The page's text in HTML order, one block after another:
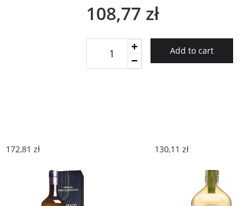
108,77 zł
Bianca
Add to cart
172,81 zł 130,11 zł